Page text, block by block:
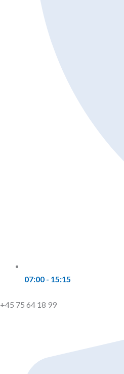
07:00 - 15:15
+45 75 64 18 99